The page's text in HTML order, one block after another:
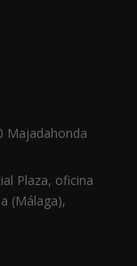
Majadahonda
Plaza, oficina
(Málaga),